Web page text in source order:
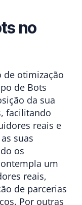
no
otimização
de Bots
da sua
facilitando
reais e
suas
os
um
reais,
de parcerias
Por outras